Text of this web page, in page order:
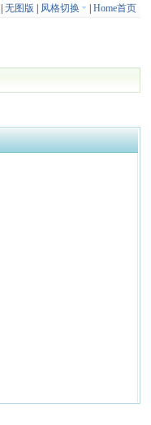
无图版 风格切换 Home首页